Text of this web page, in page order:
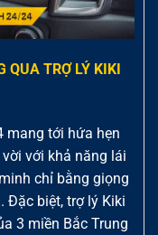
QUA TRỢ LÝ KIKI
mang tới hứa hẹn
với khả năng lái
chỉ bằng giọng
Đặc biệt, trợ lý Kiki
3 miền Bắc Trung